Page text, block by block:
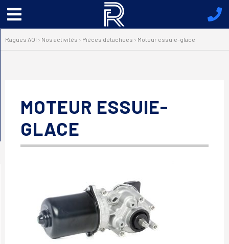
Menu
principal
Ragues AOI › Nos activités › Pièces détachées › Moteur essuie-glace
MOTEUR ESSUIE-
GLACE